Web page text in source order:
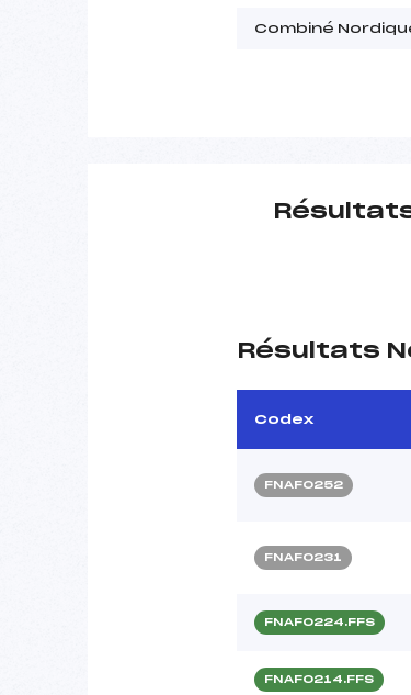
Combiné
Résultats
Codex
FNAF0252
FNAF0231
FNAF0224.FFS
FNAF0214.FFS